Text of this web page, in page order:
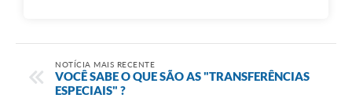
NOTÍCIA MAIS RECENTE
VOCÊ SABE O QUE SÃO AS "TRANSFERÊNCIAS
ESPECIAIS" ?